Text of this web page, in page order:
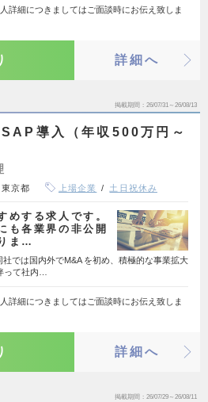
詳細につきましてはご面談時にお伝え致しま
詳細へ
掲載期間 26/07/31～26/08/13
導入（年収500万円～
東京都 上場企業 土日祝休み
めする求人です。
も各業界の非公開
ま…
では国内外でM&A を初め、積極的な事業拡大
って社内…
詳細につきましてはご面談時にお伝え致しま
詳細へ
掲載期間 26/07/29～26/08/11